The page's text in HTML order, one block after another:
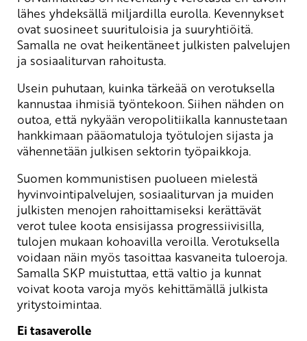
lähes yhdeksällä miljardilla eurolla. Kevennykset
ovat suosineet suurituloisia ja suuryhtiöitä.
Samalla ne ovat heikentäneet julkisten palvelujen
ja sosiaaliturvan rahoitusta.
Usein puhutaan, kuinka tärkeää on verotuksella
kannustaa ihmisiä työntekoon. Siihen nähden on
outoa, että nykyään veropolitiikalla kannustetaan
hankkimaan pääomatuloja työtulojen sijasta ja
vähennetään julkisen sektorin työpaikkoja.
Suomen kommunistisen puolueen mielestä
hyvinvointipalvelujen, sosiaaliturvan ja muiden
julkisten menojen rahoittamiseksi kerättävät
verot tulee koota ensisijassa progressiivisilla,
tulojen mukaan kohoavilla veroilla. Verotuksella
voidaan näin myös tasoittaa kasvaneita tuloeroja.
Samalla SKP muistuttaa, että valtio ja kunnat
voivat koota varoja myös kehittämällä julkista
yritystoimintaa.
Ei tasaverolle